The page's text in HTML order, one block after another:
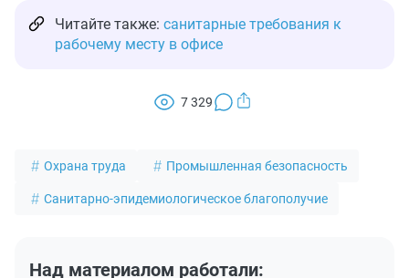
Читайте также: санитарные требования к
рабочему месту в офисе
7 329
Охрана труда Промышленная безопасность
Санитарно-эпидемиологическое благополучие
Над материалом работали: